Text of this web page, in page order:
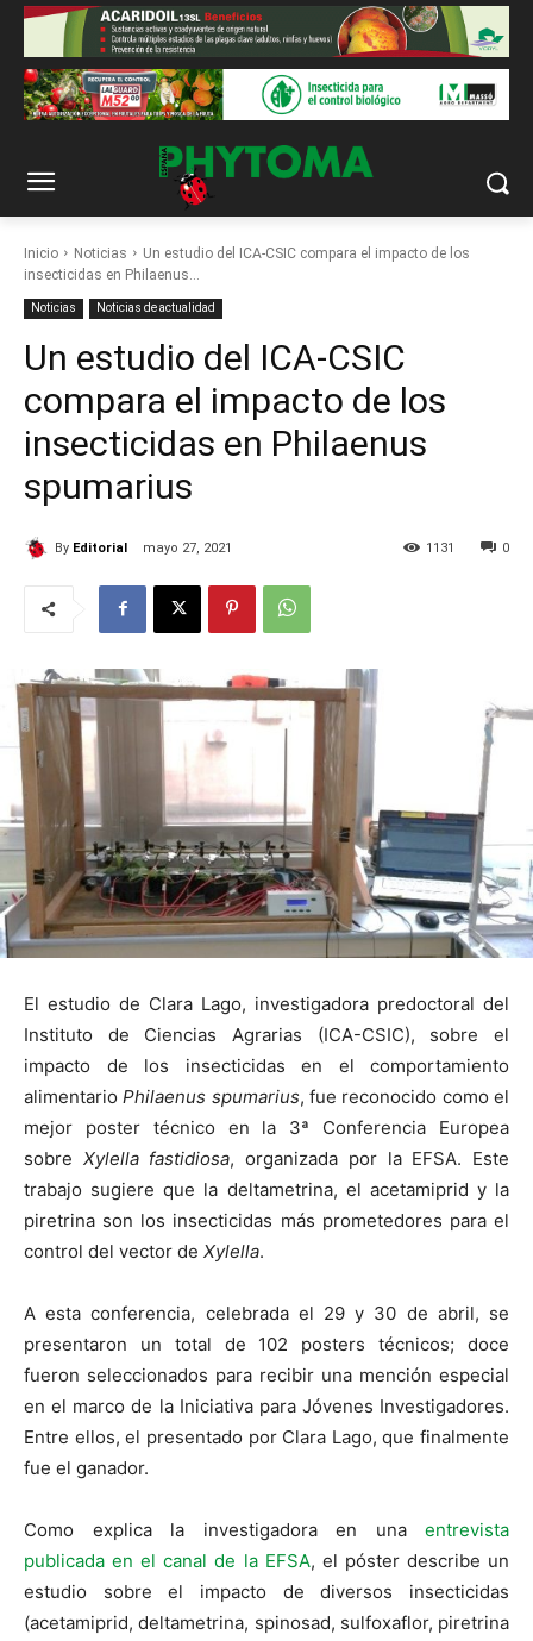
Inicio Noticias
Un estudio del ICA-CSIC compara el impacto de los
insecticidas en Philaenus...
Noticias Noticias de actualidad
Un estudio del ICA-CSIC
compara el impacto de los
insecticidas en Philaenus
spumarius
By Editorial mayo 27, 2021 0
1131
El estudio de Clara Lago, investigadora predoctoral del
Instituto de Ciencias Agrarias (ICA-CSIC), sobre el
impacto de los insecticidas en el comportamiento
alimentarioPhilaenus spumarius, fue reconocido como el
mejor poster técnico en la 3ª Conferencia Europea
sobre Xylella fastidiosa, organizada por la EFSA. Este
trabajo sugiere que la deltametrina, el acetamiprid y la
piretrina son los insecticidas más prometedores para el
control del vector de Xylella.
A esta conferencia, celebrada el 29 y 30 de abril, se
presentaron un total de 102 posters técnicos; doce
fueron seleccionados para recibir una mención especial
en el marco de la Iniciativa para Jóvenes Investigadores.
Entre ellos, el presentado por Clara Lago, que finalmente
fue el ganador.
Como explica la investigadora en una entrevista
publicada en el canal de la EFSA, el póster describe un
estudio sobre el impacto de diversos insecticidas
(acetamiprid, deltametrina, spinosad, sulfoxaflor, piretrina